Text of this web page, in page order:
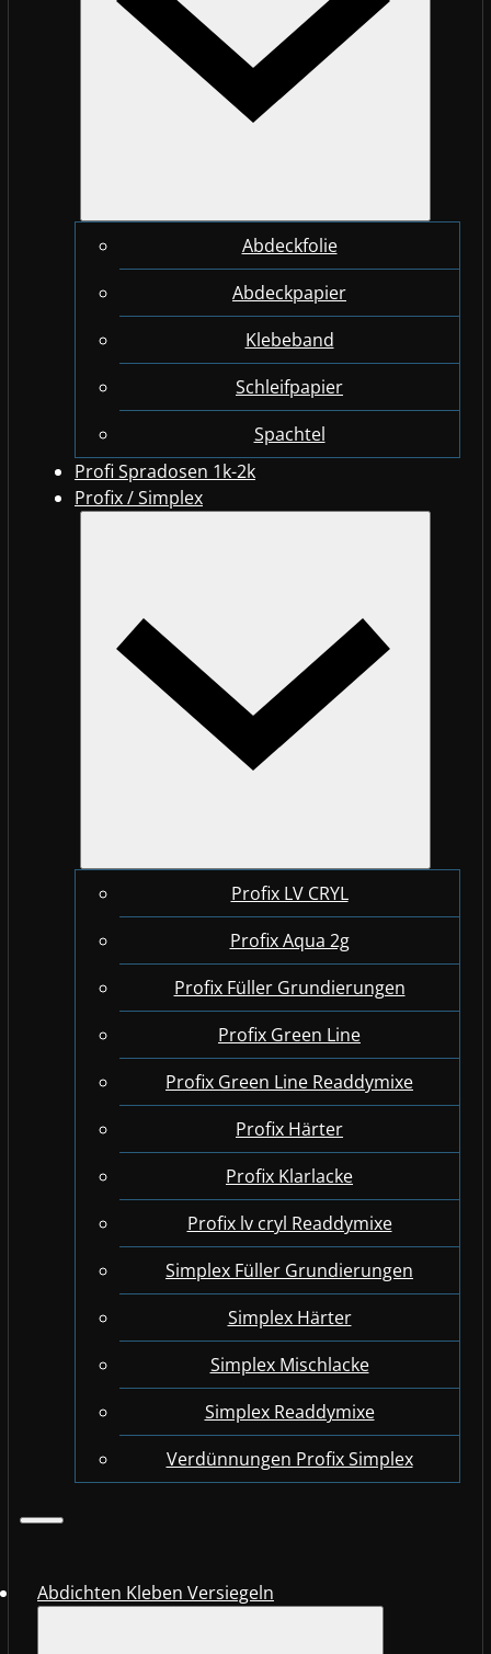
Abdeckfolie
Abdeckpapier
Klebeband
Schleifpapier
Spachtel
Profi Spradosen 1k-2k
Profix / Simplex
Profix LV CRYL
Profix Aqua 2g
Profix Füller Grundierungen
Profix Green Line
Profix Green Line Readdymixe
Profix Härter
Profix Klarlacke
Profix lv cryl Readdymixe
Simplex Füller Grundierungen
Simplex Härter
Simplex Mischlacke
Simplex Readdymixe
Verdünnungen Profix Simplex
Abdichten Kleben Versiegeln